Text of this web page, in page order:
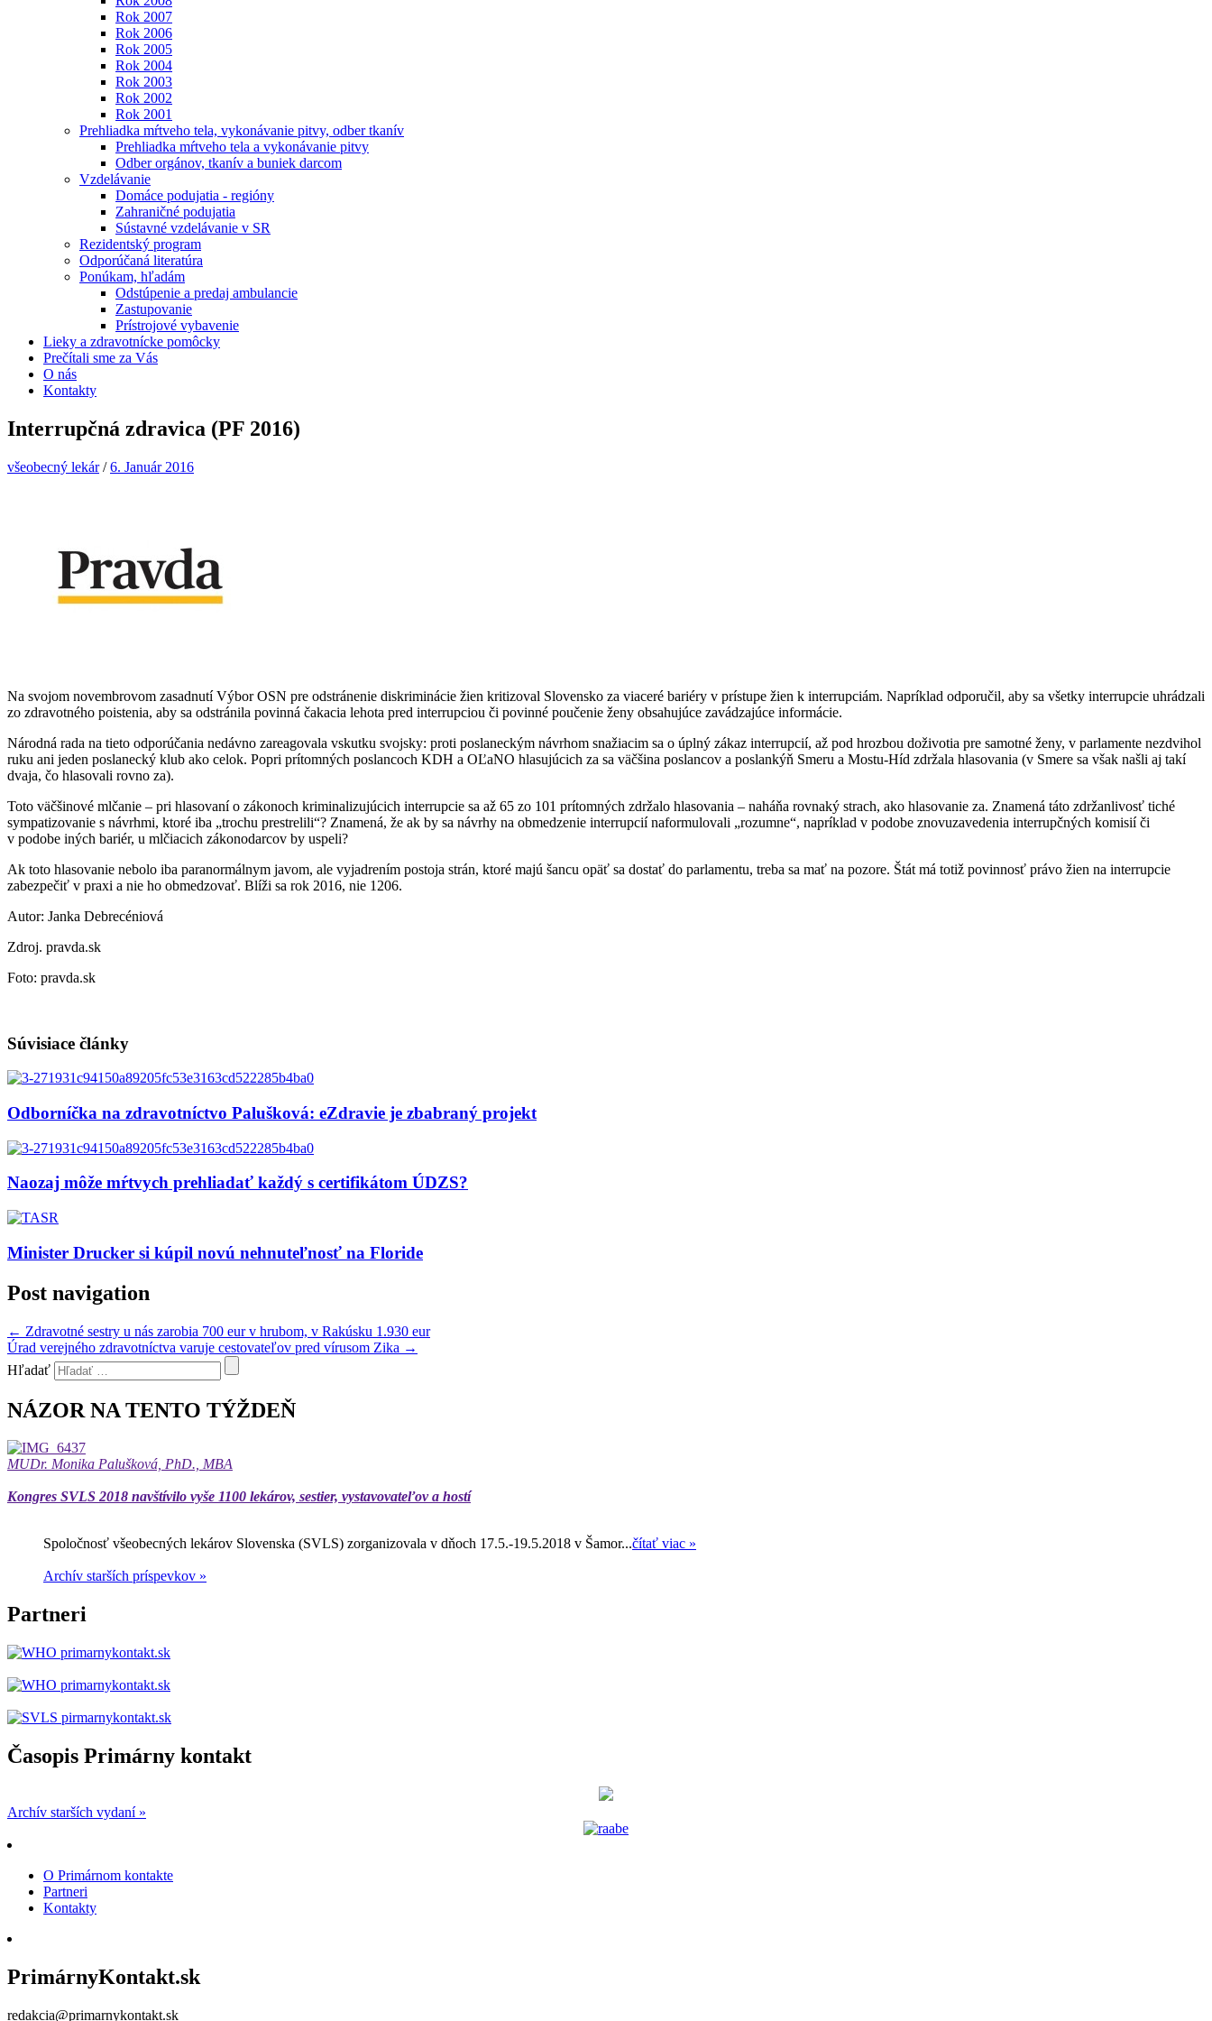
Rok 2007
Rok 2006
Rok 2005
Rok 2004
Rok 2003
Rok 2002
Rok 2001
Prehliadka mŕtveho tela, vykonávanie pitvy, odber tkanív
Prehliadka mŕtveho tela a vykonávanie pitvy
Odber orgánov, tkanív a buniek darcom
Vzdelávanie
Domáce podujatia - regióny
Zahraničné podujatia
Sústavné vzdelávanie v SR
Rezidentský program
Odporúčaná literatúra
Ponúkam, hľadám
Odstúpenie a predaj ambulancie
Zastupovanie
Prístrojové vybavenie
Lieky a zdravotnícke pomôcky
Prečítali sme za Vás
O nás
Kontakty
Interrupčná zdravica (PF 2016)
všeobecný lekár/6. Január 2016
Na svojom novembrovom zasadnutí Výbor OSN pre odstránenie diskriminácie žien kritizoval Slovensko za viaceré bariéry v prístupe žien k interrupciám. Napríklad odporučil, aby sa všetky interrupcie uhrádzali
zo zdravotného poistenia, aby sa odstránila povinná čakacia lehota pred interrupciou či povinné poučenie ženy obsahujúce zavádzajúce informácie.
Národná rada na tieto odporúčania nedávno zareagovala vskutku svojsky: proti poslaneckým návrhom snažiacim sa o úplný zákaz interrupcií, až pod hrozbou doživotia pre samotné ženy, v parlamente nezdvihol
ruku ani jeden poslanecký klub ako celok. Popri prítomných poslancoch KDH a OĽaNO hlasujúcich za sa väčšina poslancov a poslankýň Smeru a Mostu-Híd zdržala hlasovania (v Smere sa však našli aj takí
dvaja, čo hlasovali rovno za).
Toto väčšinové mlčanie – pri hlasovaní o zákonoch kriminalizujúcich interrupcie sa až 65 zo 101 prítomných zdržalo hlasovania – naháňa rovnaký strach, ako hlasovanie za. Znamená táto zdržanlivosť tiché
sympatizovanie s návrhmi, ktoré iba „trochu prestrelili“? Znamená, že ak by sa návrhy na obmedzenie interrupcií naformulovali „rozumne“, napríklad v podobe znovuzavedenia interrupčných komisií či
v podobe iných bariér, u mlčiacich zákonodarcov by uspeli?
Ak toto hlasovanie nebolo iba paranormálnym javom, ale vyjadrením postoja strán, ktoré majú šancu opäť sa dostať do parlamentu, treba sa mať na pozore. Štát má totiž povinnosť právo žien na interrupcie
zabezpečiť v praxi a nie ho obmedzovať. Blíži sa rok 2016, nie 1206.
Autor: Janka Debrecéniová
Zdroj. pravda.sk
Foto: pravda.sk
Súvisiace články
Odborníčka na zdravotníctvo Palušková: eZdravie je zbabraný projekt
Naozaj môže mŕtvych prehliadať každý s certifikátom ÚDZS?
Minister Drucker si kúpil novú nehnuteľnosť na Floride
Post navigation
← Zdravotné sestry u nás zarobia 700 eur v hrubom, v Rakúsku 1.930 eur
Úrad verejného zdravotníctva varuje cestovateľov pred vírusom Zika →
Hľadať
NÁZOR NA TENTO TÝŽDEŇ
MUDr. Monika Palušková, PhD., MBA
Kongres SVLS 2018 navštívilo vyše 1100 lekárov, sestier, vystavovateľov a hostí
Spoločnosť všeobecných lekárov Slovenska (SVLS) zorganizovala v dňoch 17.5.-19.5.2018 v Šamor...čítať viac »
Archív starších príspevkov »
Partneri
Časopis Primárny kontakt
Archív starších vydaní »
O Primárnom kontakte
Partneri
Kontakty
PrimárnyKontakt.sk
redakcia@primarnykontakt.sk